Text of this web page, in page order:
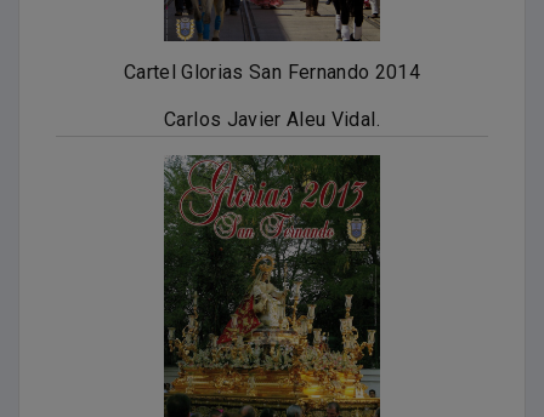
Cartel Glorias San Fernando 2014
Carlos Javier Aleu Vidal.